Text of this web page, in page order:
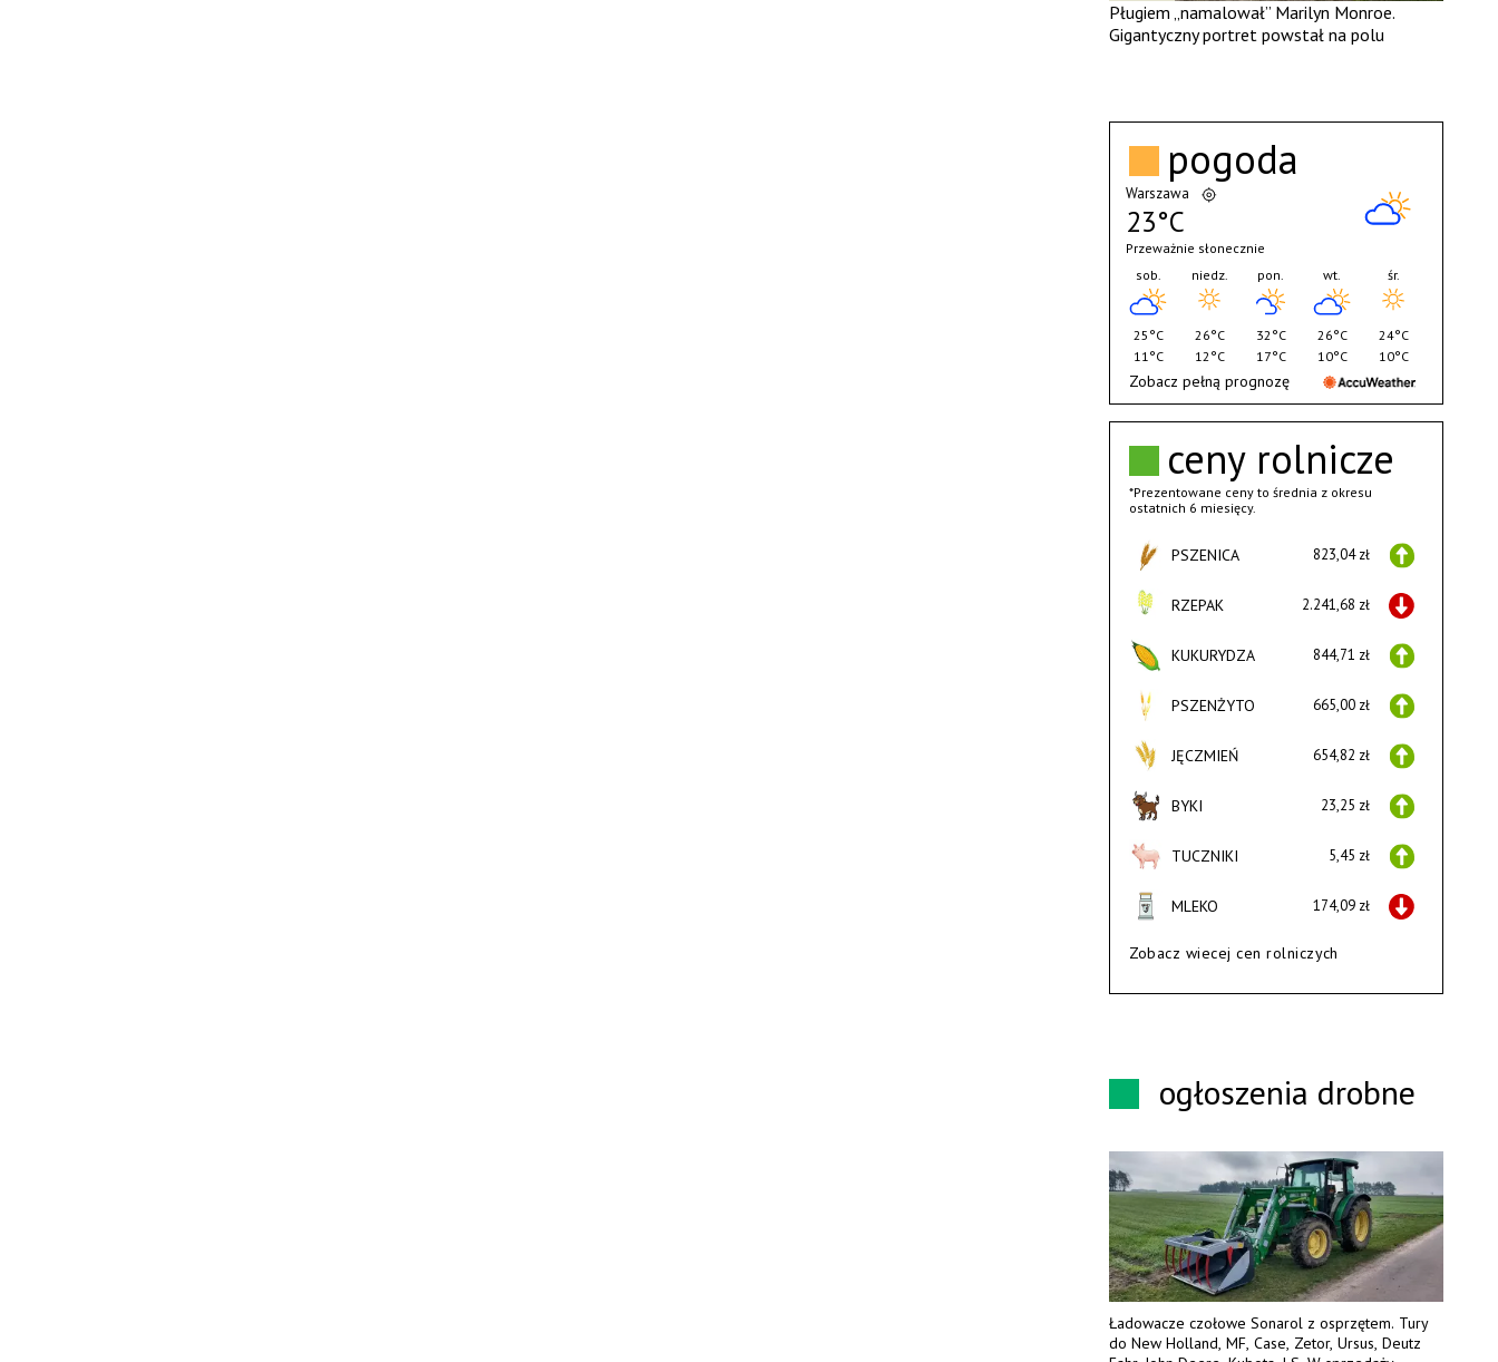
Pługiem „namalował” Marilyn Monroe.
Gigantyczny portret powstał na polu
ceny rolnicze
*Prezentowane ceny to średnia z okresu
ostatnich 6 miesięcy.
PSZENICA 823,04 zł
RZEPAK 2.241,68 zł
KUKURYDZA 844,71 zł
PSZENŻYTO 665,00 zł
JĘCZMIEŃ 654,82 zł
BYKI 23,25 zł
TUCZNIKI 5,45 zł
MLEKO 174,09 zł
Zobacz wiecej cen rolniczych
pogoda
Warszawa
23°C
Przeważnie słonecznie
sob.
25°C
11°C
niedz.
26°C
12°C
pon.
32°C
17°C
wt.
26°C
10°C
śr.
24°C
10°C
Zobacz pełną prognozę
ogłoszenia drobne
Ładowacze czołowe Sonarol z osprzętem. Tury
do New Holland, MF, Case, Zetor, Ursus, Deutz